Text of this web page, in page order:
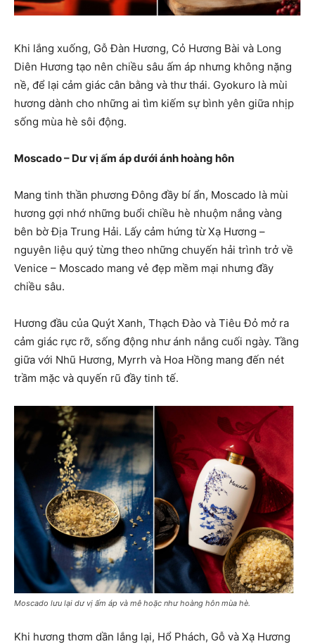
Khi lắng xuống, Gỗ Đàn Hương, Cỏ Hương Bài và Long
Diên Hương tạo nên chiều sâu ấm áp nhưng không nặng
nề, để lại cảm giác cân bằng và thư thái. Gyokuro là mùi
hương dành cho những ai tìm kiếm sự bình yên giữa nhịp
sống mùa hè sôi động.
Moscado – Dư vị ấm áp dưới ánh hoàng hôn
Mang tinh thần phương Đông đầy bí ẩn, Moscado là mùi
hương gợi nhớ những buổi chiều hè nhuộm nắng vàng
bên bờ Địa Trung Hải. Lấy cảm hứng từ Xạ Hương –
nguyên liệu quý từng theo những chuyến hải trình trở về
Venice – Moscado mang vẻ đẹp mềm mại nhưng đầy
chiều sâu.
Hương đầu của Quýt Xanh, Thạch Đào và Tiêu Đỏ mở ra
cảm giác rực rỡ, sống động như ánh nắng cuối ngày. Tầng
giữa với Nhũ Hương, Myrrh và Hoa Hồng mang đến nét
trầm mặc và quyến rũ đầy tinh tế.
Moscado lưu lại dư vị ấm áp và mê hoặc như hoàng hôn mùa hè.
Khi hương thơm dần lắng lại, Hổ Phách, Gỗ và Xạ Hương